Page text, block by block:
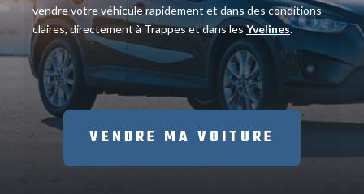
vendre votre véhicule rapidement et dans des conditions
claires, directement à Trappes et dans lesYvelines.
VENDRE MA VOITURE